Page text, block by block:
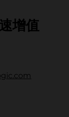
增值